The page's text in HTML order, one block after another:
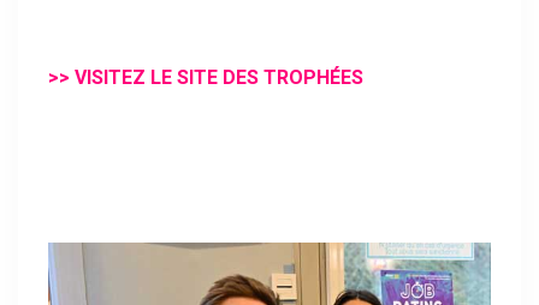
>> VISITEZ LE SITE DES TROPHÉES